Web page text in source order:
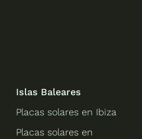
Islas Baleares
Placas solares en Ibiza
Placas solares en